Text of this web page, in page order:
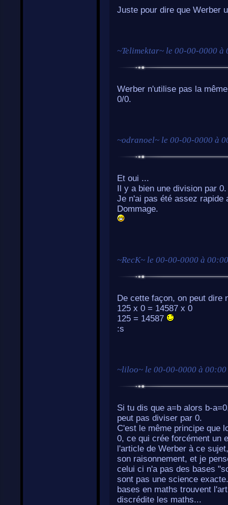
Juste pour dire que Werber
~Telimektar~ le 00-00-0000 à
Werber n'utilise pas la
0/0.
~odranoel~ le 00-00-0000 à
Et oui ...
Il y a bien une division par 0.
Je n'ai pas été assez rapide
Dommage.
~RecK~ le 00-00-0000 à 00:00
De cette façon, on peut dire
125 x 0 = 14587 x 0
125 = 14587
:s
~liloo~ le 00-00-0000 à 00:00
Si tu dis que a=b alors b-
peut pas diviser par 0.
C'est le même principe que
0, ce qui crée forcément un
l'article de Werber à ce
son raisonnement, et je
celui ci n'a pas des bases
sont pas une science
bases en maths trouvent
discrédite les maths...